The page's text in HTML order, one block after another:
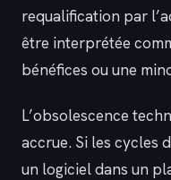
requalification par
être interprétée
bénéfices ou une
L’obsolescence
accrue. Si les cycles
un logiciel dans un